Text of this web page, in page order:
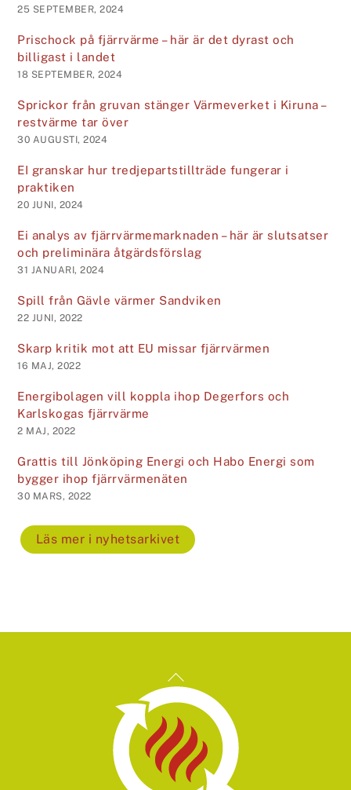
25 SEPTEMBER, 2024
Prischock på fjärrvärme – här är det dyrast och
billigast i landet
18 SEPTEMBER, 2024
Sprickor från gruvan stänger Värmeverket i Kiruna –
restvärme tar över
30 AUGUSTI, 2024
EI granskar hur tredje­parts­tillträde fungerar i
praktiken
20 JUNI, 2024
Ei analys av fjärrvärmemarknaden – här är slutsatser
och preliminära åtgärdsförslag
31 JANUARI, 2024
Spill från Gävle värmer Sandviken
22 JUNI, 2022
Skarp kritik mot att EU missar fjärrvärmen
16 MAJ, 2022
Energibolagen vill koppla ihop Degerfors och
Karlskogas fjärrvärme
2 MAJ, 2022
Grattis till Jönköping Energi och Habo Energi som
bygger ihop fjärrvärmenäten
30 MARS, 2022
Läs mer i nyhetsarkivet
Back
Top